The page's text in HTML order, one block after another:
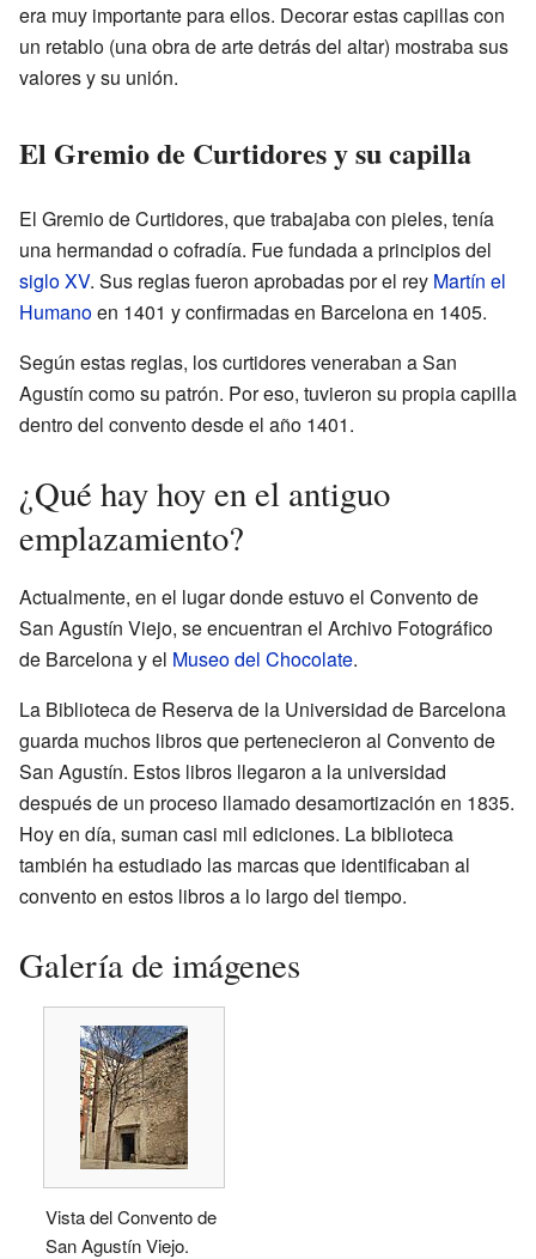
era muy importante para ellos. Decorar estas capillas con
un retablo (una obra de arte detrás del altar) mostraba sus
valores y su unión.
El Gremio de Curtidores y su capilla
El Gremio de Curtidores, que trabajaba con pieles, tenía
una hermandad o cofradía. Fue fundada a principios del
siglo XV. Sus reglas fueron aprobadas por el rey Martín el
Humanoen 1401 y confirmadas en Barcelona en 1405.
Según estas reglas, los curtidores veneraban a San
Agustín como su patrón. Por eso, tuvieron su propia capilla
dentro del convento desde el año 1401.
¿Qué hay hoy en el antiguo
emplazamiento?
Actualmente, en el lugar donde estuvo el Convento de
San Agustín Viejo, se encuentran el Archivo Fotográfico
de Barcelona y el Museo del Chocolate.
La Biblioteca de Reserva de la Universidad de Barcelona
guarda muchos libros que pertenecieron al Convento de
San Agustín. Estos libros llegaron a la universidad
después de un proceso llamado desamortización en 1835.
Hoy en día, suman casi mil ediciones. La biblioteca
también ha estudiado las marcas que identificaban al
convento en estos libros a lo largo del tiempo.
Galería de imágenes
Vista del Convento de
San Agustín Viejo.